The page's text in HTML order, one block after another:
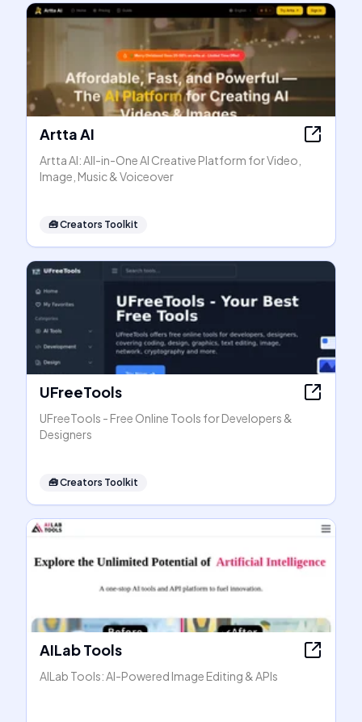
Artta AI
Artta AI: All-in-One AI Creative Platform for Video,
Image, Music & Voiceover
🧰Creators Toolkit
UFreeTools
UFreeTools - Free Online Tools for Developers &
Designers
🧰Creators Toolkit
AILab Tools
AILab Tools: AI-Powered Image Editing & APIs